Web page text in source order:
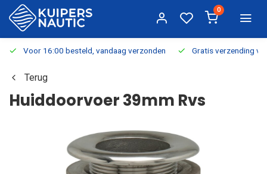
0
Voor 16:00 besteld, vandaag verzonden Gratis verzending
Terug
Huiddoorvoer 39mm Rvs